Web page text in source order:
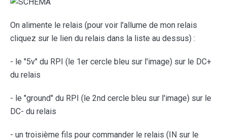
On alimente le relais (pour voir l'allume de mon relais
cliquez sur le lien du relais dans la liste au dessus) :
- le "5v" du RPI (le 1er cercle bleu sur l'image) sur le DC+
du relais
- le "ground" du RPI (le 2nd cercle bleu sur l'image) sur le
DC- du relais
- un troisième fils pour commander le relais (IN sur le